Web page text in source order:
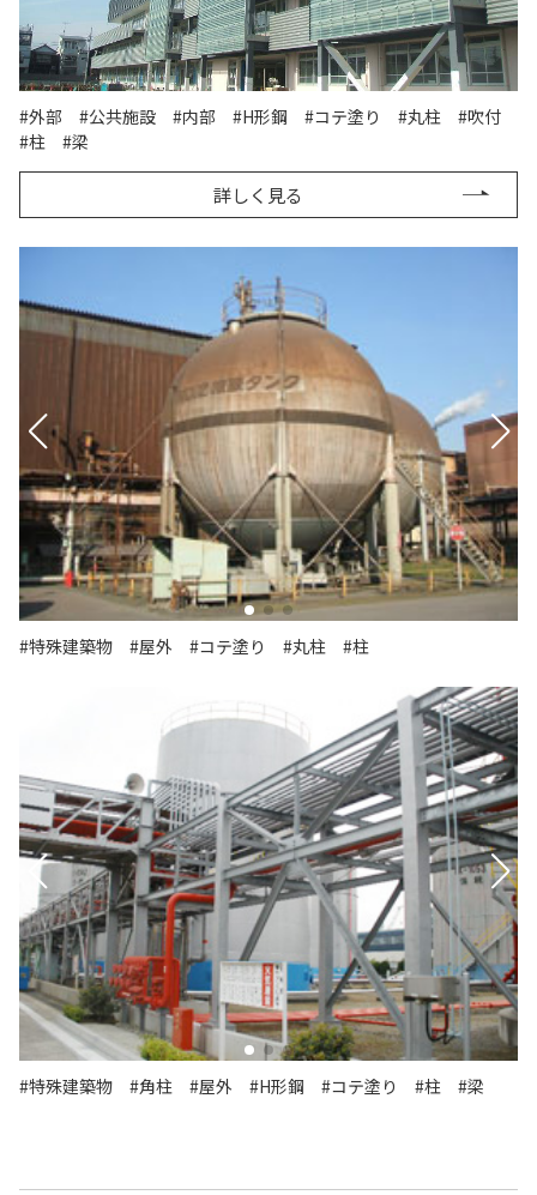
#外部 #公共施設 #内部 #H形鋼 #コテ塗り #丸柱
#吹付
#柱
#梁
詳しく見る
#特殊建築物 #屋外 #コテ塗り #丸柱 #柱
#特殊建築物 #角柱 #屋外 #H形鋼 #コテ塗り #柱 #梁